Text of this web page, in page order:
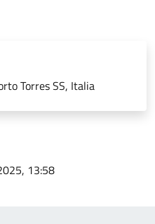
Torres SS, Italia
13:58